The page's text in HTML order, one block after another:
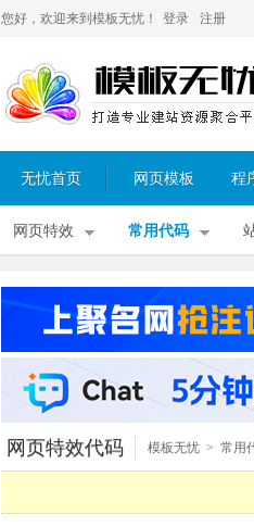
您好，欢迎来到模板无忧！ 登录 注册
无忧首页 网页模板 程
网页特效 常用代码
网页特效代码 模板无忧 > 常用